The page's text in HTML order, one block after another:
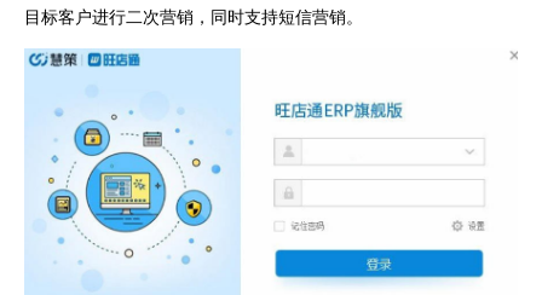
目标客户进行二次营销，同时支持短信营销。